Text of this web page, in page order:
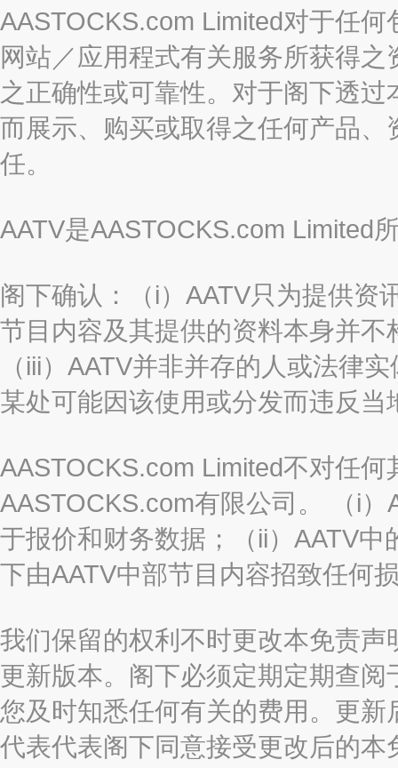
AASTOCKS.com Limited对于任
网站／应用程式有关服务所获得
之正确性或可靠性。对于阁下透
而展示、购买或取得之任何产品
任。
AATV是AASTOCKS.com Limited
阁下确认：（i）AATV只为提供资
节目内容及其提供的资料本身并
（iii）AATV并非并存的人或法律
某处可能因该使用或分发而违反当
AASTOCKS.com Limited不对任
AASTOCKS.com有限公司。 （i
于报价和财务数据；（ii）AATV
下由AATV中部节目内容招致任何
我们保留的权利不时更改本免责
更新版本。阁下必须定期定期查
您及时知悉任何有关的费用。更
代表代表阁下同意接受更改后的本